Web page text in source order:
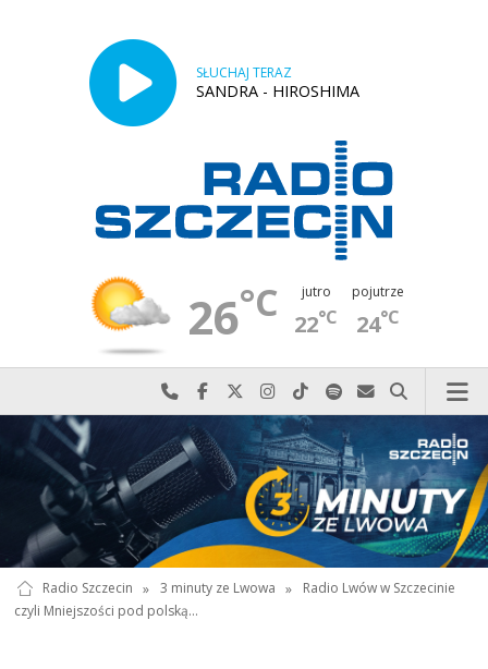
SŁUCHAJ TERAZ
SANDRA - HIROSHIMA
26°C jutro
22°C
pojutrze
24°C
Najlepiej po prostu do nas zadzwoń
Odwiedź nas na Facebook-u
Odwiedź nas na X
Odwiedź nas na Instagram-ie
Odwiedź nas na TikTok-u
Szukaj nas na Spotify
Wyślij do nas
Szukaj
Radio Szczecin » 3 minuty ze Lwowa »
Radio Lwów w Szczecinie
czyli Mniejszości pod polską…